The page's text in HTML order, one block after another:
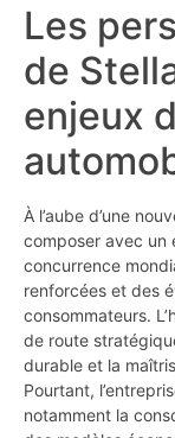
Les
de
enjeux
À l’aube d’une
composer avec un
concurrence
renforcées et des
consommateurs.
de route
durable et la
Pourtant,
notamment la